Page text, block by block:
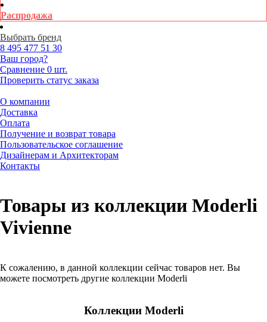
Распродажа
Выбрать бренд
8 495 477 51 30
Ваш город?
Сравнение 0 шт.
Проверить статус заказа
О компании
Доставка
Оплата
Получение и возврат товара
Пользовательское соглашение
Дизайнерам и Архитекторам
Контакты
Товары из коллекции Moderli
Vivienne
К сожалению, в данной коллекции сейчас товаров нет. Вы
можете посмотреть другие коллекции Moderli
Коллекции Moderli